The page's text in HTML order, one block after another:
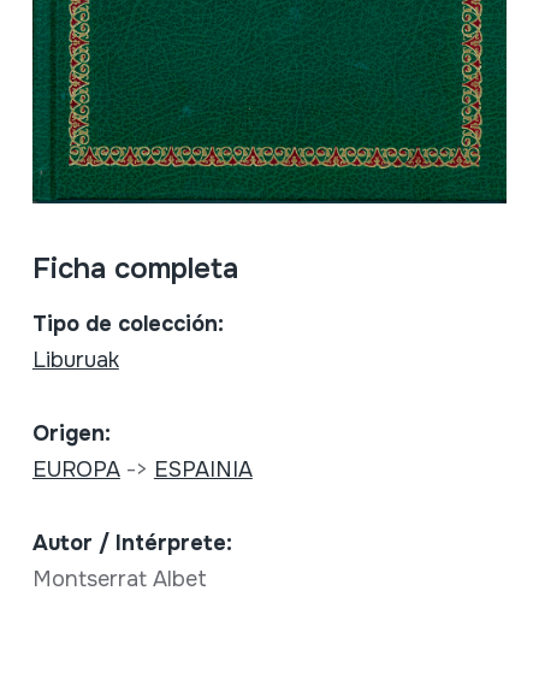
Ficha completa
Tipo de colección:
Liburuak
Origen:
EUROPA-> ESPAINIA
Autor / Intérprete:
Montserrat Albet